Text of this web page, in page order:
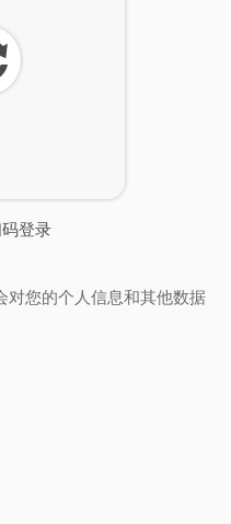
登录
对您的个人信息和其他数据